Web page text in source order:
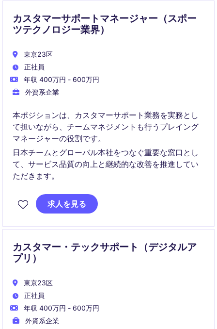
カスタマーサポートマネージャー（スポー
ツテクノロジー業界）
東京23区
正社員
年収 400万円 - 600万円
外資系企業
本ポジションは、カスタマーサポート業務を実務とし
て担いながら、チームマネジメントも行うプレイング
マネージャーの役割です。
日本チームとグローバル本社をつなぐ重要な窓口とし
て、サービス品質の向上と継続的な改善を推進してい
ただきます。
求人を見る
カスタマー・テックサポート（デジタルア
プリ）
東京23区
正社員
年収 400万円 - 600万円
外資系企業